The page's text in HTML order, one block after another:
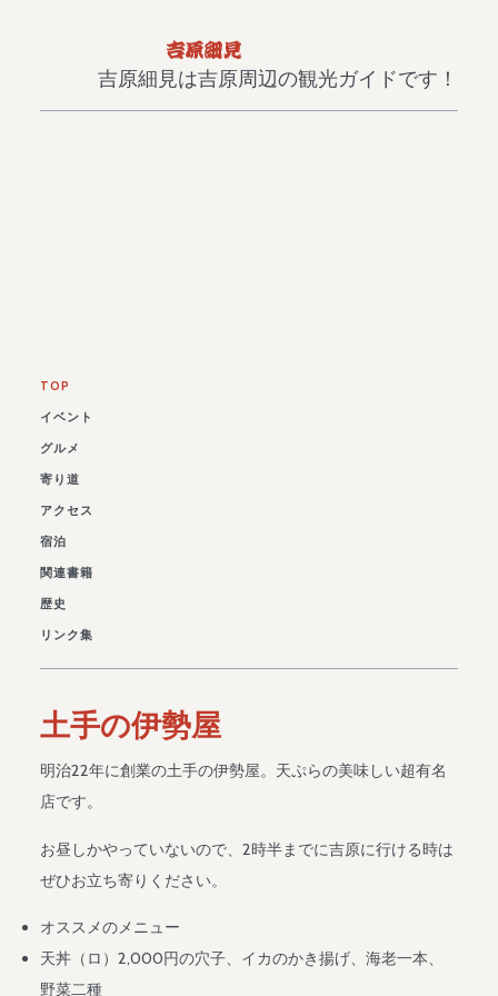
吉原細見は吉原周辺の観光ガイドです！
TOP
イベント
グルメ
寄り道
アクセス
宿泊
関連書籍
歴史
リンク集
土手の伊勢屋
明治22年に創業の土手の伊勢屋。天ぷらの美味しい超有名
店です。
お昼しかやっていないので、2時半までに吉原に行ける時は
ぜひお立ち寄りください。
オススメのメニュー
天丼（ロ）2,000円の穴子、イカのかき揚げ、海老一本、
野菜二種